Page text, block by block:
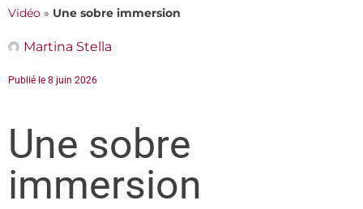
Vidéo » Une sobre immersion
Martina Stella
Publié le 8 juin 2026
Une sobre
immersion